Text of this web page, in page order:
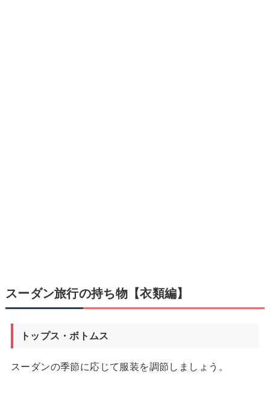
スーダン旅行の持ち物【衣類編】
トップス・ボトムス
スーダンの季節に応じて服装を調節しましょう。